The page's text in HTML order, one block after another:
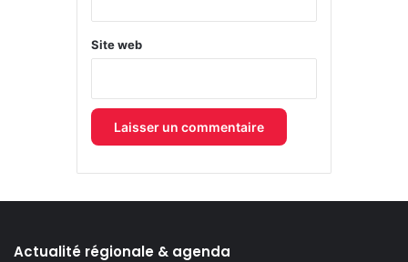
Site web
Actualité régionale & agenda